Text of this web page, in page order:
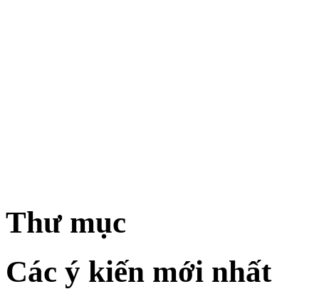
Thư mục
Các ý kiến mới nhất